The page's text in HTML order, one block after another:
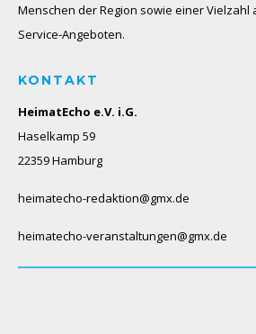
Menschen der Region sowie einer
Service-Angeboten.
KONTAKT
HeimatEcho e.V. i.G.
Haselkamp 59
22359 Hamburg
heimatecho-redaktion@gmx.de
heimatecho-veranstaltungen@gmx.de